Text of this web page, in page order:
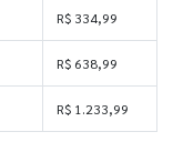
R$ 334,99
R$ 638,99
R$ 1.233,99